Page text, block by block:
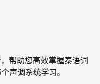
帮助您高效掌握泰语词
声调系统学习。